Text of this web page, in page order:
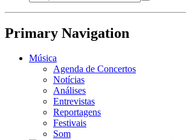
Primary Navigation
Música
Agenda de Concertos
Notícias
Análises
Entrevistas
Reportagens
Festivais
Som